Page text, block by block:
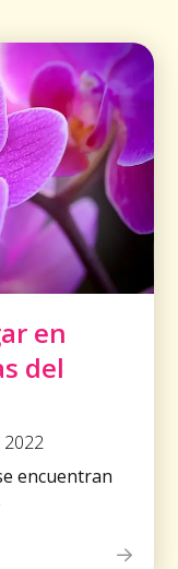
en
del
encuentran